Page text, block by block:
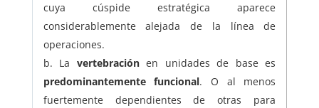
cuya cúspide estratégica aparece
considerablemente alejada de la línea de
operaciones.
La vertebraciónen unidades de base es
predominantemente funcional. O al menos
fuertemente dependientes de otras para